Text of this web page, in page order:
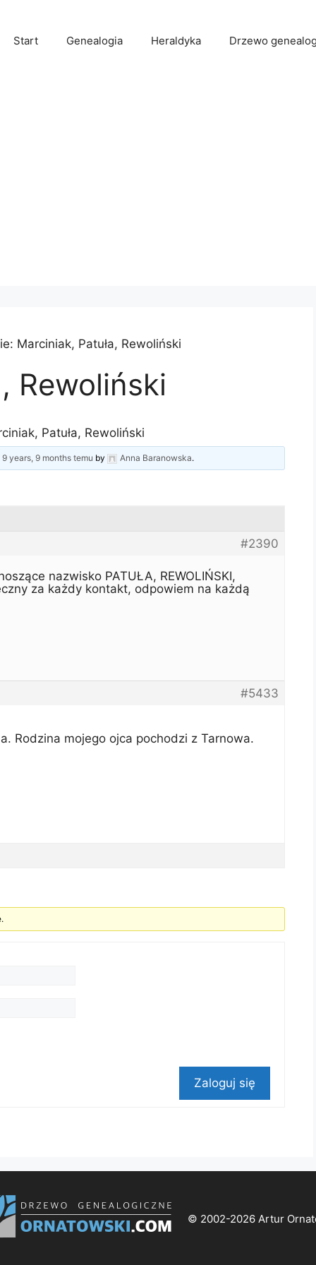
Start Genealogia Heraldyka Drzewo
Marciniak, Patuła, Rewoliński
Rewoliński
Patuła, Rewoliński
9 years, 9 months temu by Anna Baranowska.
#2390
nazwisko PATUŁA, REWOLIŃSKI,
za każdy kontakt, odpowiem na każdą
#5433
Rodzina mojego ojca pochodzi z Tarnowa.
Zaloguj się
© 2002-2026 Artur